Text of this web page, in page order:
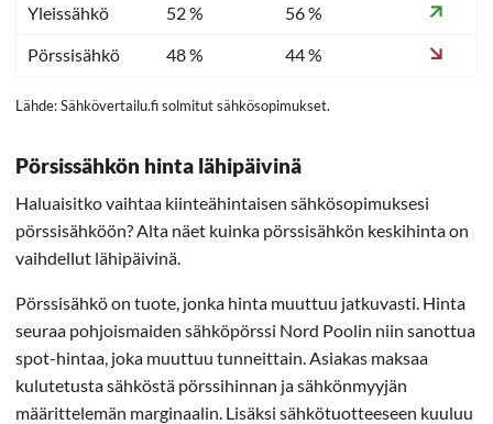
Yleissähkö 52 %
56 %
Pörssisähkö
48 % 44 %
Lähde: Sähkövertailu.fi solmitut sähkösopimukset.
Pörsissähkön hinta lähipäivinä
Haluaisitko vaihtaa kiinteähintaisen sähkösopimuksesi
pörssisähköön? Alta näet kuinka pörssisähkön keskihinta on
vaihdellut lähipäivinä.
Pörssisähkö on tuote, jonka hinta muuttuu jatkuvasti. Hinta
seuraa pohjoismaiden sähköpörssi Nord Poolin niin sanottua
spot-hintaa, joka muuttuu tunneittain. Asiakas maksaa
kulutetusta sähköstä pörssihinnan ja sähkönmyyjän
määrittelemän marginaalin. Lisäksi sähkötuotteeseen kuuluu